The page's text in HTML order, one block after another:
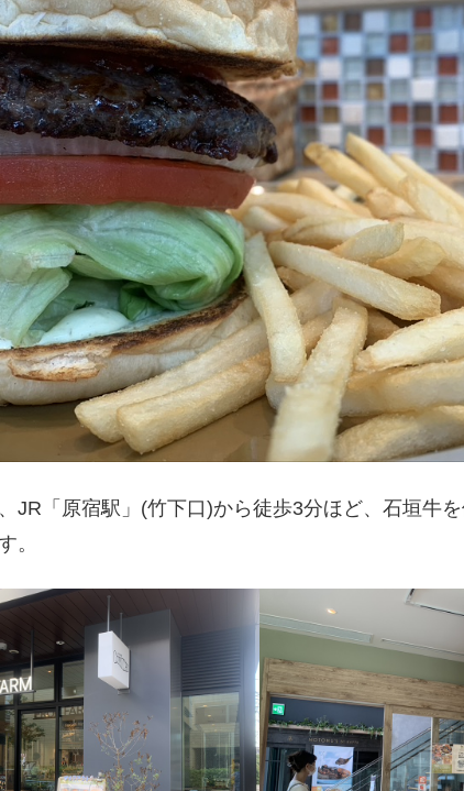
JR「原宿駅」(竹下口)から徒歩3分ほど、石垣牛
。